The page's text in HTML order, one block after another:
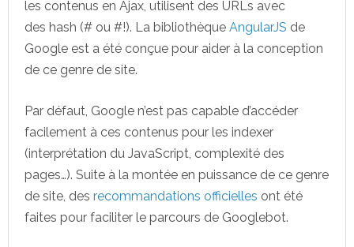
les contenus en Ajax, utilisent des URLs avec
des hash (# ou #!). La bibliothèque AngularJS de
Google est a été conçue pour aider à la conception
de ce genre de site.
Par défaut, Google n’est pas capable d’accéder
facilement à ces contenus pour les indexer
(interprétation du JavaScript, complexité des
pages…). Suite à la montée en puissance de ce genre
de site, des recommandations officielles ont été
faites pour faciliter le parcours de Googlebot.